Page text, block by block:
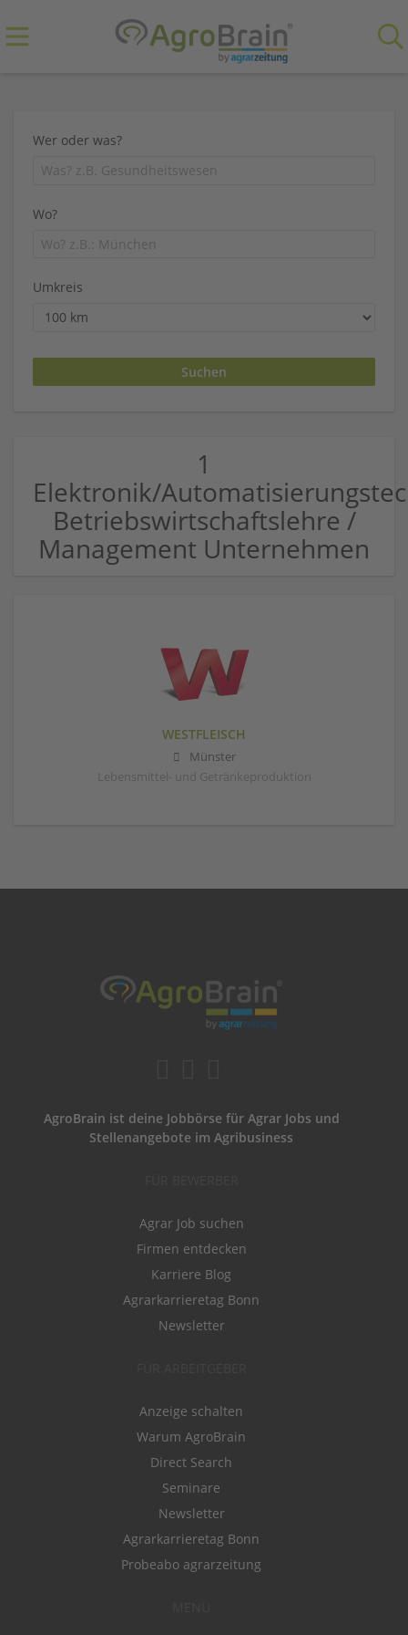
Wer oder was?
Wo?
Umkreis
1
Elektronik/
Betriebswirtschaftslehre /
Management Unternehmen
WESTFLEISCH
Münster
Lebensmittel- und Getränkeproduktion
AgroBrain ist deine Jobbörse für Agrar Jobs und
Stellenangebote im Agribusiness
Agrar Job suchen
Firmen entdecken
Karriere Blog
Agrarkarrieretag Bonn
Newsletter
Anzeige schalten
Warum AgroBrain
Direct Search
Seminare
Newsletter
Agrarkarrieretag Bonn
Probeabo agrarzeitung